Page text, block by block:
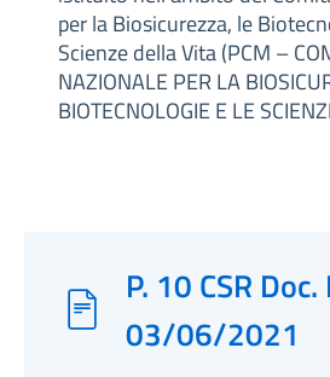
per la Biosicurezza, le
Scienze della Vita (PCM –
NAZIONALE PER LA
BIOTECNOLOGIE E LE
P. 10 CSR
03/06/2021